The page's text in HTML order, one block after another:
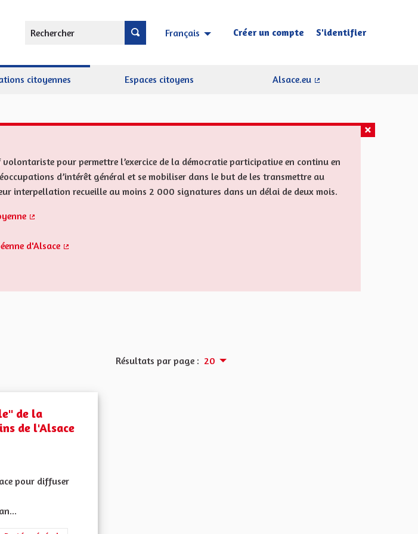
Rechercher Français Choisir la langue Sprache wählen
Créer un compte S'identifier
citoyennes Espaces citoyens
Alsace.eu
pour permettre l’exercice de la démocratie participative en continu en
d’intérêt général et se mobiliser dans le but de les transmettre au
interpellation recueille au moins 2 000 signatures dans un délai de deux mois.
d'Alsace
Résultats par page : 20
de la
de l'Alsace
pour diffuser